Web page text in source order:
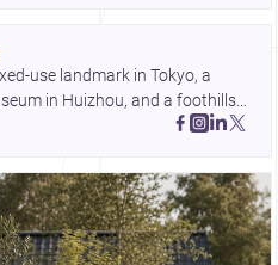
use landmark in Tokyo, a
in Huizhou, and a foothills
in Cayambe show
inspo